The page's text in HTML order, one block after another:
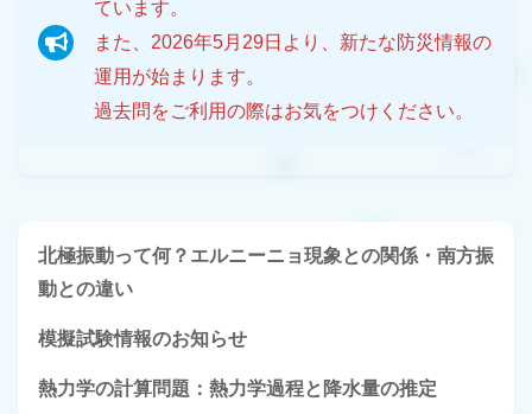
ています。
また、2026年5月29日より、新たな防災情報の
運用が始まります。
過去問をご利用の際はお気をつけください。
北極振動って何？エルニーニョ現象との関係・南方振
動との違い
模擬試験情報のお知らせ
熱力学の計算問題：熱力学過程と降水量の推定